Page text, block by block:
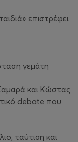
επιστρέφει
γεμάτη
και Κώστας
debate που
ταύτιση και